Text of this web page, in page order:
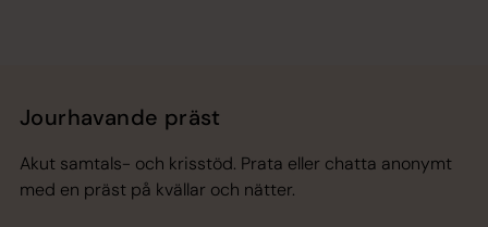
Jourhavande präst
Akut samtals- och krisstöd. Prata eller chatta anonymt
med en präst på kvällar och nätter.